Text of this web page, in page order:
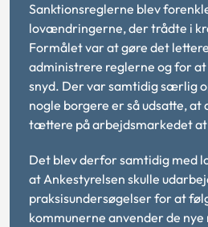
Sanktionsreglerne blev
lovændringerne, der trådte i
Formålet var at gøre det
administrere reglerne og for
snyd. Der var samtidig særlig
nogle borgere er så udsatte,
tættere på arbejdsmarkedet at
Det blev derfor samtidig med
at Ankestyrelsen skulle
praksisundersøgelser for at
kommunerne anvender de nye